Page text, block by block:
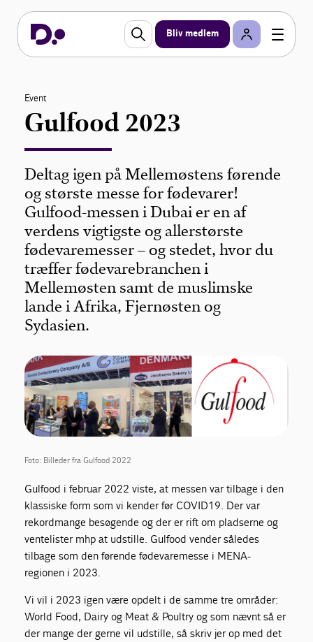
Bliv medlem
Event
Gulfood 2023
Deltag igen på Mellemøstens førende
og største messe for fødevarer!
Gulfood-messen i Dubai er en af
verdens vigtigste og allerstørste
fødevaremesser – og stedet, hvor du
træffer fødevarebranchen i
Mellemøsten samt de muslimske
lande i Afrika, Fjernøsten og
Sydasien.
Foto: Billeder fra Gulfood 2022
Gulfood i februar 2022 viste, at messen var tilbage i den
klassiske form som vi kender før COVID19. Der var
rekordmange besøgende og der er rift om pladserne og
ventelister mhp at udstille. Gulfood vender således
tilbage som den førende fødevaremesse i MENA-
regionen i 2023.
Vi vil i 2023 igen være opdelt i de samme tre områder:
World Food, Dairy og Meat & Poultry og som nævnt så er
der mange der gerne vil udstille, så skriv jer op med det